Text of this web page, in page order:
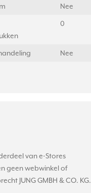
Nee
0
Nee
van e-Stores
geen webwinkel of
JUNG GMBH & CO. KG.